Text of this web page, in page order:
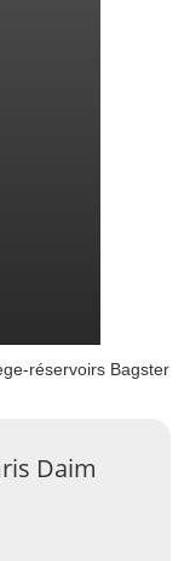
réservoirs Bagster
Daim